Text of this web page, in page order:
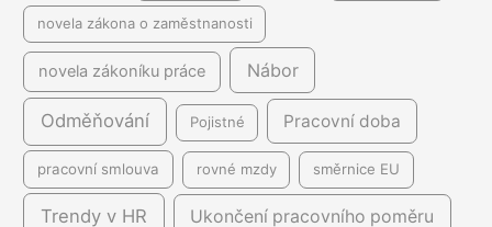
novela zákona o zaměstnanosti
novela zákoníku práce Nábor
Odměňování Pojistné Pracovní doba
pracovní smlouva rovné mzdy směrnice EU
Trendy v HR Ukončení pracovního poměru